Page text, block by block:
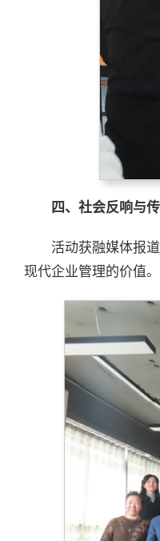
四、社会反响与
活动获融媒体报
现代企业管理的价值。